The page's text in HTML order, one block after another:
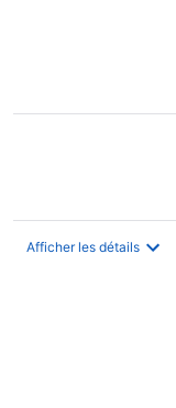
Afficher les détails